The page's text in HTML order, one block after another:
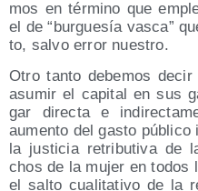
mos en tér­mino que
el de bur­gue­sía vas­ca
to, sal­vo error nuestro.
Otro tan­to debe­mos
asu­mir el capi­tal en sus
gar direc­ta e
aumen­to del gas­to
la jus­ti­cia retri­bu­ti­va de
chos de la mujer en todos
el sal­to cua­li­ta­ti­vo de la